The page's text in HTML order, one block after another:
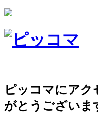
ピッコマにアク
がとうございま